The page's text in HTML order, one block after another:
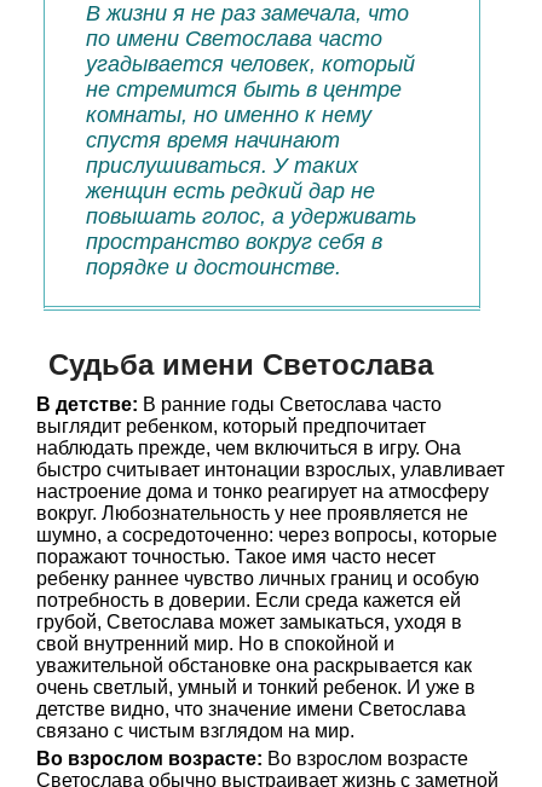
В жизни я не раз замечала, что
по имени Светослава часто
угадывается человек, который
не стремится быть в центре
комнаты, но именно к нему
спустя время начинают
прислушиваться. У таких
женщин есть редкий дар не
повышать голос, а удерживать
пространство вокруг себя в
порядке и достоинстве.
Судьба имени Светослава
В детстве: В ранние годы Светослава часто
выглядит ребенком, который предпочитает
наблюдать прежде, чем включиться в игру. Она
быстро считывает интонации взрослых, улавливает
настроение дома и тонко реагирует на атмосферу
вокруг. Любознательность у нее проявляется не
шумно, а сосредоточенно: через вопросы, которые
поражают точностью. Такое имя часто несет
ребенку раннее чувство личных границ и особую
потребность в доверии. Если среда кажется ей
грубой, Светослава может замыкаться, уходя в
свой внутренний мир. Но в спокойной и
уважительной обстановке она раскрывается как
очень светлый, умный и тонкий ребенок. И уже в
детстве видно, что значение имени Светослава
связано с чистым взглядом на мир.
Во взрослом возрасте: Во взрослом возрасте
Светослава обычно выстраивает жизнь с заметной